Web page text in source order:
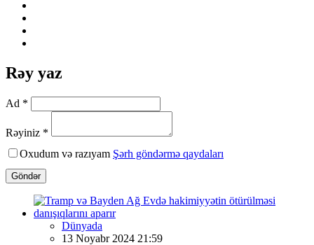
Rəy yaz
Ad *
Rəyiniz *
Oxudum və razıyam Şərh göndərmə qaydaları
Göndər
Dünyada
13 Noyabr 2024 21:59